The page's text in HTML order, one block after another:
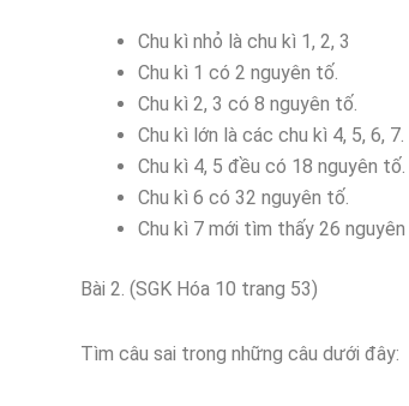
Chu kì nhỏ là chu kì 1, 2, 3
Chu kì 1 có 2 nguyên tố.
Chu kì 2, 3 có 8 nguyên tố.
Chu kì lớn là các chu kì 4, 5, 6, 7.
Chu kì 4, 5 đều có 18 nguyên tố.
Chu kì 6 có 32 nguyên tố.
Chu kì 7 mới tìm thấy 26
Bài 2. (SGK Hóa 10 trang 53)
Tìm câu sai trong những câu dưới đây: